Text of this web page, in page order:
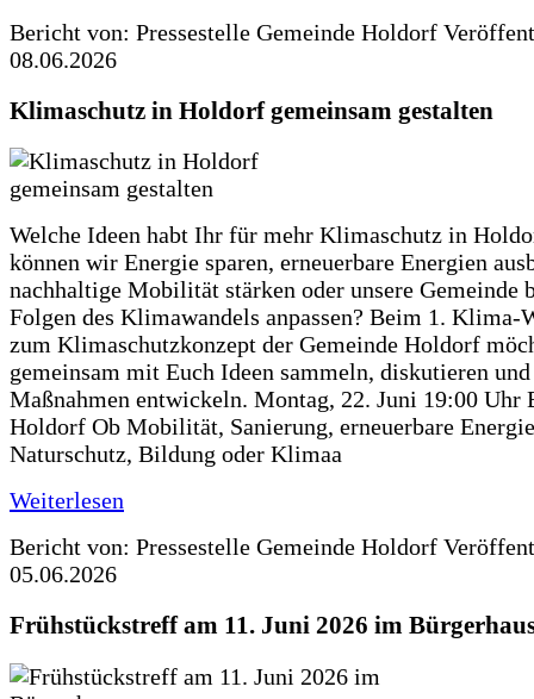
Bericht von: Pressestelle Gemeinde Holdorf
08.06.2026
Klimaschutz in Holdorf gemeinsam gestalten
Welche Ideen habt Ihr für mehr Klimaschutz in
können wir Energie sparen, erneuerbare Energien
nachhaltige Mobilität stärken oder unsere Gemeinde
Folgen des Klimawandels anpassen? Beim 1. Klima-
zum Klimaschutzkonzept der Gemeinde Holdorf
gemeinsam mit Euch Ideen sammeln, diskutieren
Maßnahmen entwickeln. Montag, 22. Juni 19:00 Uhr
Holdorf Ob Mobilität, Sanierung, erneuerbare
Naturschutz, Bildung oder Klimaa
Weiterlesen
Bericht von: Pressestelle Gemeinde Holdorf
05.06.2026
Frühstückstreff am 11. Juni 2026 im